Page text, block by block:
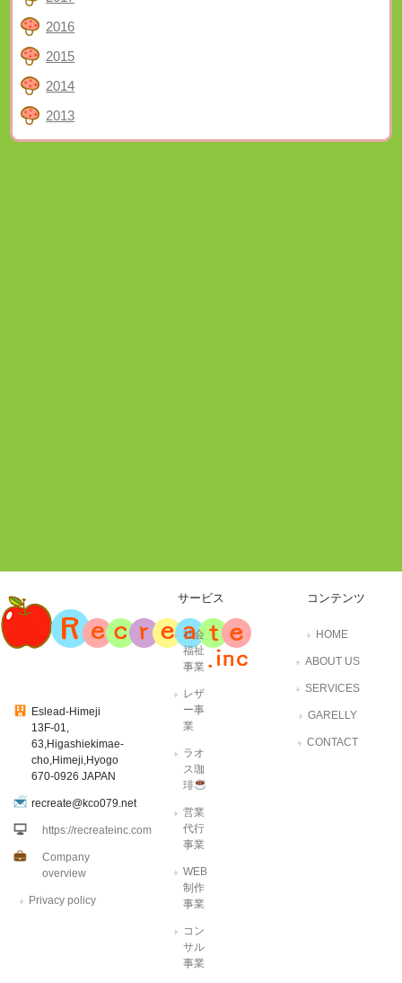
2016
2015
2014
2013
Eslead-Himeji
13F-01,
63,Higashiekimae-
cho,Himeji,Hyogo
670-0926 JAPAN
recreate@kco079.net
https://recreateinc.com
Company
overview
Privacy policy
サービス
社会
福祉
事業
レザ
ー事
業
ラオ
ス珈
琲
営業
代行
事業
WEB
制作
事業
コン
サル
事業
コンテンツ
HOME
ABOUT US
SERVICES
GARELLY
CONTACT